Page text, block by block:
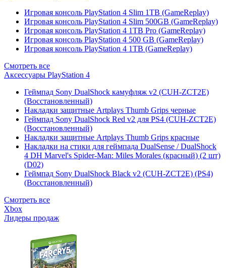
Игровая консоль PlayStation 4 Slim 1TB (GameReplay)
Игровая консоль PlayStation 4 Slim 500GB (GameReplay)
Игровая консоль PlayStation 4 1TB Pro (GameReplay)
Игровая консоль PlayStation 4 500 GB (GameReplay)
Игровая консоль PlayStation 4 1TB (GameReplay)
Смотреть все
Аксессуары PlayStation 4
Геймпад Sony DualShock камуфляж v2 (CUH-ZCT2E)
(Восстановленный)
Накладки защитные Artplays Thumb Grips черные
Геймпад Sony DualShock Red v2 для PS4 (CUH-ZCT2E)
(Восстановленный)
Накладки защитные Artplays Thumb Grips красные
Накладки на стики для геймпада DualSense / DualShock
4 DH Marvel's Spider-Man: Miles Morales (красный) (2 шт)
(D02)
Геймпад Sony DualShock Black v2 (CUH-ZCT2E) (PS4)
(Восстановленный)
Смотреть все
Xbox
Лидеры продаж